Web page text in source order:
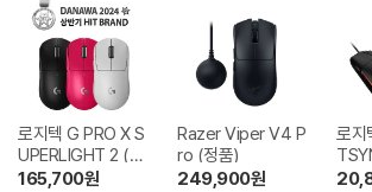
로지텍 G PRO X S
UPERLIGHT 2 (정
품)
165,700원
Razer Viper V4 P
ro (정품)
249,900원
로지